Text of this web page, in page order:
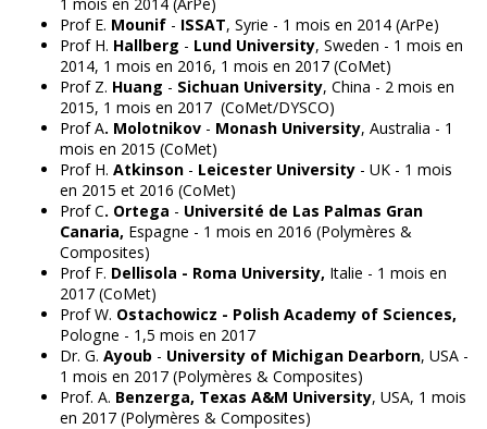
Prof E. Mounif - ISSAT, Syrie - 1 mois en 2014 (ArPe)
Prof H. Hallberg - Lund University, Sweden - 1 mois en
2014, 1 mois en 2016, 1 mois en 2017 (CoMet)
Prof Z. Huang - Sichuan University, China - 2 mois en
2015, 1 mois en 2017 (CoMet/DYSCO)
Prof A. Molotnikov - Monash University, Australia - 1
mois en 2015 (CoMet)
Prof H. Atkinson - Leicester University - UK - 1 mois
en 2015 et 2016 (CoMet)
Prof C. Ortega - Université de Las Palmas Gran
Canaria, Espagne - 1 mois en 2016 (Polymères &
Composites)
Prof F. Dellisola - Roma University, Italie - 1 mois en
2017 (CoMet)
Prof W. Ostachowicz - Polish Academy of Sciences,
Pologne - 1,5 mois en 2017
Dr. G. Ayoub - University of Michigan Dearborn, USA -
1 mois en 2017 (Polymères & Composites)
Prof. A. Benzerga, Texas A&M University, USA, 1 mois
en 2017 (Polymères & Composites)